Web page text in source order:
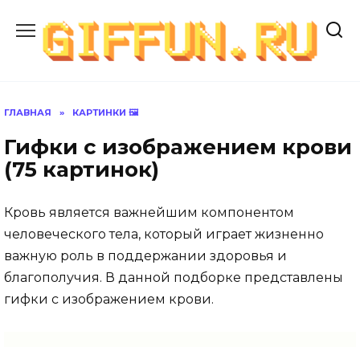
содержанию
ГЛАВНАЯ » КАРТИНКИ 🖼
Гифки с изображением крови
(75 картинок)
Кровь является важнейшим компонентом
человеческого тела, который играет жизненно
важную роль в поддержании здоровья и
благополучия. В данной подборке представлены
гифки с изображением крови.